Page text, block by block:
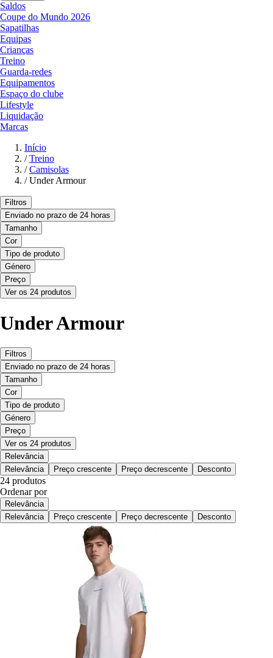
Saldos
Coupe do Mundo 2026
Sapatilhas
Equipas
Crianças
Treino
Guarda-redes
Equipamentos
Espaço do clube
Lifestyle
Liquidação
Marcas
Início
/ Treino
/ Camisolas
/ Under Armour
Filtros
Enviado no prazo de 24 horas
Tamanho
Cor
Tipo de produto
Género
Preço
Ver os 24 produtos
Under Armour
Filtros
Enviado no prazo de 24 horas
Tamanho
Cor
Tipo de produto
Género
Preço
Ver os 24 produtos
Relevância
Relevância
Preço crescente Preço decrescente Desconto
24 produtos
Ordenar por
Relevância
Relevância
Preço crescente Preço decrescente Desconto